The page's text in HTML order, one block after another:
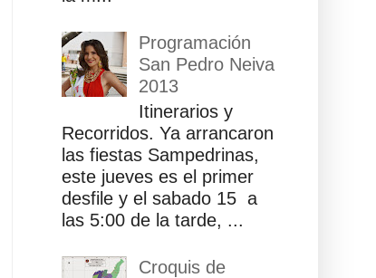
Programación
San Pedro Neiva
2013
Itinerarios y
Recorridos. Ya arrancaron
las fiestas Sampedrinas,
este jueves es el primer
desfile y el sabado 15 a
las 5:00 de la tarde, ...
Croquis de